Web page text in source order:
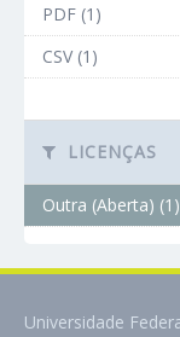
PDF (1)
CSV (1)
LICENÇAS
Outra (Aberta) (1)
Universidade